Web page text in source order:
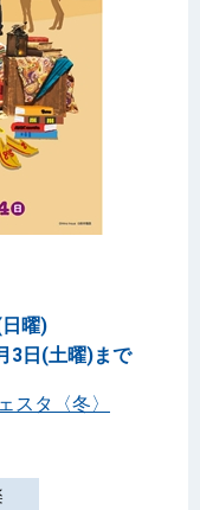
曜)
3日(土曜)まで
スタ〈冬〉